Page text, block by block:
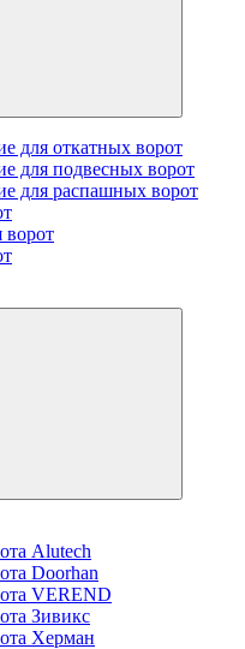
для откатных ворот
для подвесных ворот
для распашных ворот
ворот
Alutech
Doorhan
VEREND
Зивикс
Херман